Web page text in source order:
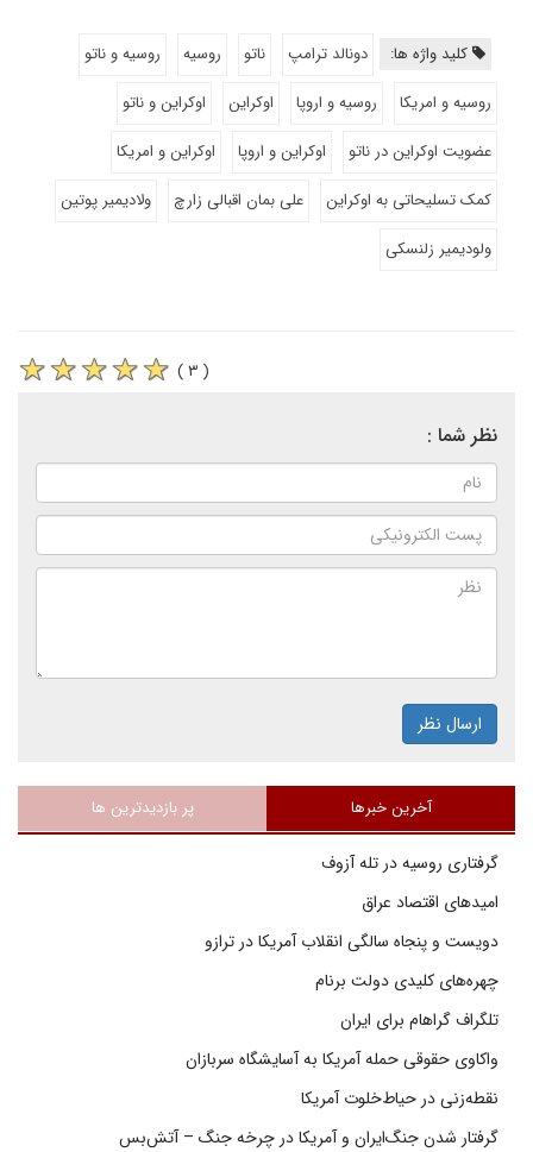
کلید واژه ها: دونالد ترامپ ناتو روسیه
روسیه و ناتو
روسیه و امریکا
روسیه و اروپا اوکراین
اوکراین و ناتو
عضویت اوکراین در ناتو
اوکراین و اروپا
اوکراین و امریکا
کمک تسلیحاتی به اوکراین
علی بمان اقبالی زارچ
ولادیمیر پوتین
ولودیمیر زلنسکی
( ۳ )
نظر شما :
ارسال نظر
آخرین خبرها پر بازدیدترین ها
گرفتاری روسیه در تله آزوف
امیدهای اقتصاد عراق
دویست و پنجاه سالگی انقلاب آمریکا در ترازو
چهره‌های کلیدی دولت برنام
تلگراف گراهام برای ایران
واکاوی حقوقی حمله آمریکا به آسایشگاه سربازان
نقطه‌زنی در حیاط‌خلوت آمریکا
گرفتار شدن جنگ‌ایران و آمریکا در چرخه جنگ – آتش‌بس